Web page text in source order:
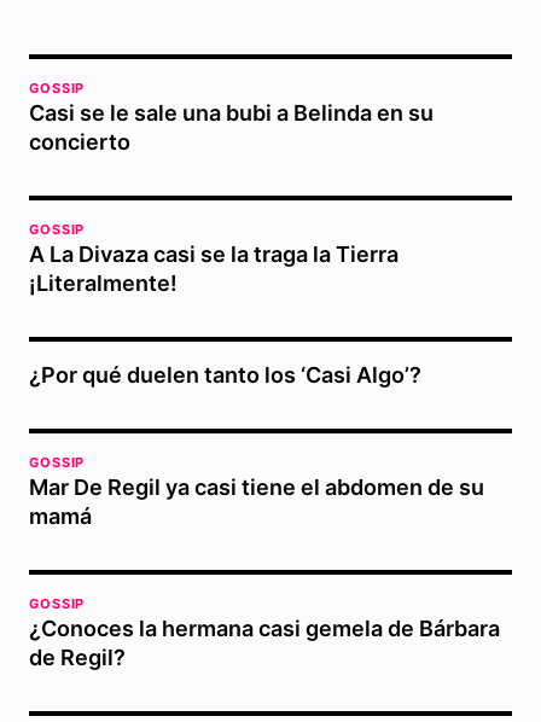
GOSSIP
Casi se le sale una bubi a Belinda en su
concierto
GOSSIP
A La Divaza casi se la traga la Tierra
¡Literalmente!
¿Por qué duelen tanto los ‘Casi Algo’?
GOSSIP
Mar De Regil ya casi tiene el abdomen de su
mamá
GOSSIP
¿Conoces la hermana casi gemela de Bárbara
de Regil?